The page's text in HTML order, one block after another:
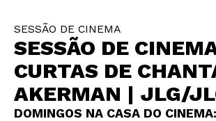
LOJA
PT | EN
BILHETES
AMIGOS
SESSÃO DE CINEMA
SESSÃO DE
CURTAS DE
AKERMAN | JLG/
DOMINGOS NA CASA DO